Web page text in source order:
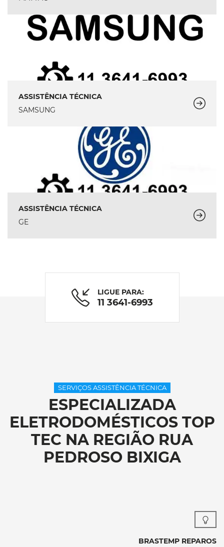
ASSISTÊNCIA TÉCNICA
SAMSUNG
ASSISTÊNCIA TÉCNICA
GE
LIGUE PARA:
11 3641-6993
SERVIÇOS ASSISTÊNCIA TÉCNICA
ESPECIALIZADA
ELETRODOMÉSTICOS TOP
TEC NA REGIÃO RUA
PEDROSO BIXIGA
BRASTEMP REPAROS